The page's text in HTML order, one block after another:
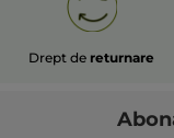
Drept de returnare